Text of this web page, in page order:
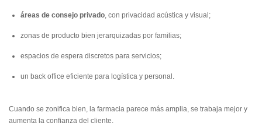
áreas de consejo privado , con privacidad acústica y visual;
zonas de producto bien jerarquizadas por familias;
espacios de espera discretos para servicios;
un back office eficiente para logística y personal.
Cuando se zonifica bien, la farmacia parece más amplia, se trabaja mejor y
aumenta la confianza del cliente.